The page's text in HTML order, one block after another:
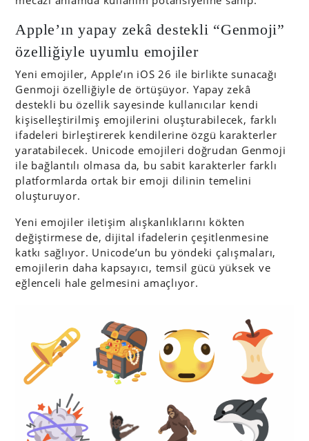
Apple’ın yapay zekâ destekli “Genmoji”
özelliğiyle uyumlu emojiler
Yeni emojiler, Apple’ın iOS 26 ile birlikte sunacağı
Genmoji özelliğiyle de örtüşüyor. Yapay zekâ
destekli bu özellik sayesinde kullanıcılar kendi
kişiselleştirilmiş emojilerini oluşturabilecek, farklı
ifadeleri birleştirerek kendilerine özgü karakterler
yaratabilecek. Unicode emojileri doğrudan Genmoji
ile bağlantılı olmasa da, bu sabit karakterler farklı
platformlarda ortak bir emoji dilinin temelini
oluşturuyor.
Yeni emojiler iletişim alışkanlıklarını kökten
değiştirmese de, dijital ifadelerin çeşitlenmesine
katkı sağlıyor. Unicode’un bu yöndeki çalışmaları,
emojilerin daha kapsayıcı, temsil gücü yüksek ve
eğlenceli hale gelmesini amaçlıyor.